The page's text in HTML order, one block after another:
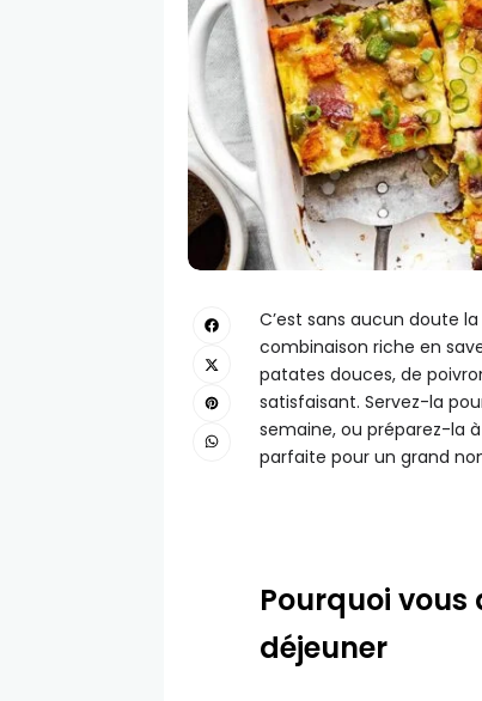
C’est sans aucun doute
combinaison riche en
patates douces, de
satisfaisant. Servez-la
semaine, ou préparez-la
parfaite pour un grand
Pourquoi
déjeuner